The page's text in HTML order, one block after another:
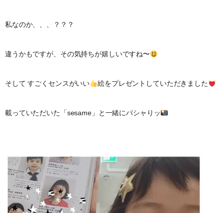
私なのか、、、？？？
違うかもですが、その気持ちが嬉しいですね〜
そして すごくセンスがいい 絵をプレゼントしていただきました
載っていただいた「sesame」と一緒にパシャりッ